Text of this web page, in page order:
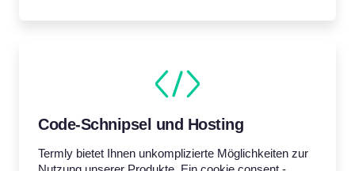
Code-Schnipsel und Hosting
Termly bietet Ihnen unkomplizierte Möglichkeiten zur